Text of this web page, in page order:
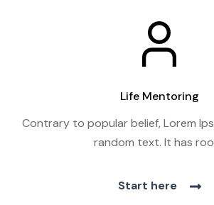
Life Mentoring
Contrary to popular belief, Lorem
random text. It has
Start here